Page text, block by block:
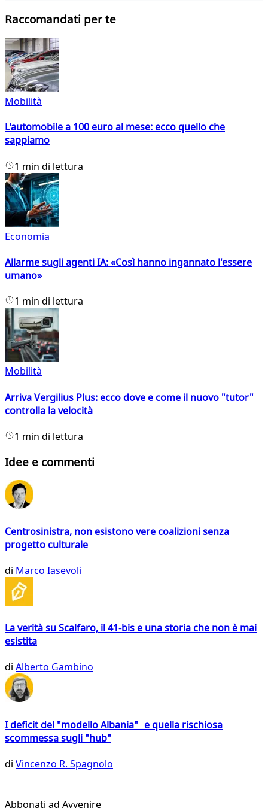
Raccomandati per te
Mobilità
L'automobile a 100 euro al mese: ecco quello che
sappiamo
1 min di lettura
Economia
Allarme sugli agenti IA: «Così hanno ingannato l'essere
umano»
1 min di lettura
Mobilità
Arriva Vergilius Plus: ecco dove e come il nuovo "tutor"
controlla la velocità
1 min di lettura
Idee e commenti
Centrosinistra, non esistono vere coalizioni senza
progetto culturale
di Marco Iasevoli
La verità su Scalfaro, il 41-bis e una storia che non è mai
esistita
di Alberto Gambino
I deficit del "modello Albania" e quella rischiosa
scommessa sugli "hub"
di Vincenzo R. Spagnolo
Abbonati ad Avvenire